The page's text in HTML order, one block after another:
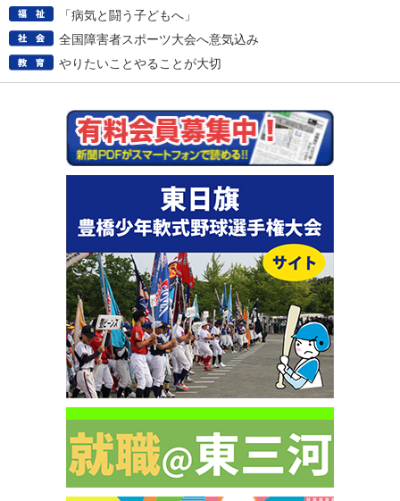
「病気と闘う子どもへ」
全国障害者スポーツ大会へ意気込み
やりたいことやることが大切